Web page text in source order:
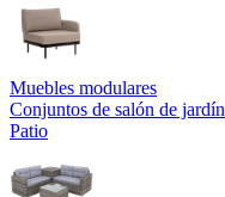
Muebles modulares
Conjuntos de salón de jardín
Patio